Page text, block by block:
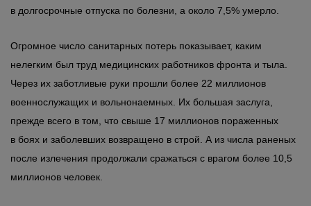
в долгосрочные отпуска по болезни, а около 7,5% умерло.
Огромное число санитарных потерь показывает, каким
нелегким был труд медицинских работников фронта и тыла.
Через их заботливые руки прошли более 22 миллионов
военнослужащих и вольнонаемных. Их большая заслуга,
прежде всего в том, что свыше 17 миллионов пораженных
в боях и заболевших возвращено в строй. А из числа раненых
после излечения продолжали сражаться с врагом более 10,5
миллионов человек.